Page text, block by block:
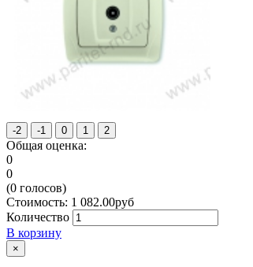
Общая оценка:
0
0
(0 голосов)
Стоимость: 1 082.00руб
Количество
В корзину
×